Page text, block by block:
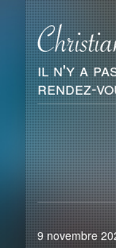
il n'y a
rendez-
9 novembre